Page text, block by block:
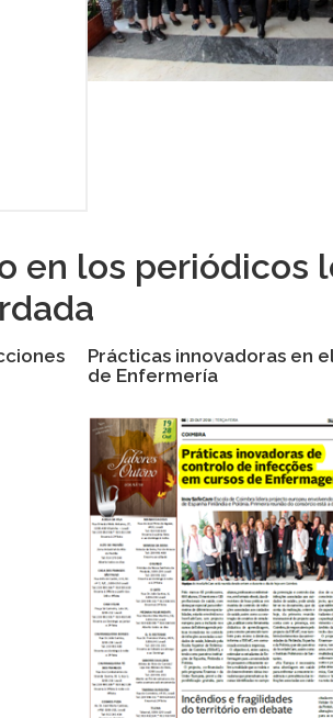
en los periódicos
Prácticas innovadoras en
de Enfermería